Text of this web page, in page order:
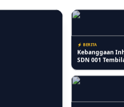
⚡ BERITA
Kebanggaan
SDN 001
Penghargaan
Peringatan